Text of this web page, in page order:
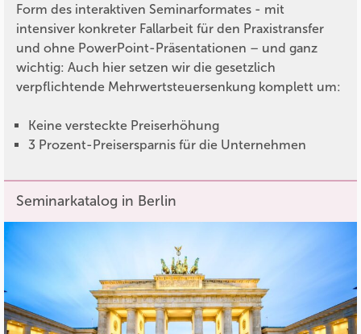
Form des interaktiven Seminarformates - mit
intensiver konkreter Fallarbeit für den Praxistransfer
und ohne PowerPoint-Präsentationen – und ganz
wichtig: Auch hier setzen wir die gesetzlich
verpflichtende Mehrwertsteuersenkung komplett um:
Keine versteckte Preiserhöhung
3 Prozent-Preisersparnis für die Unternehmen
Seminarkatalog in Berlin